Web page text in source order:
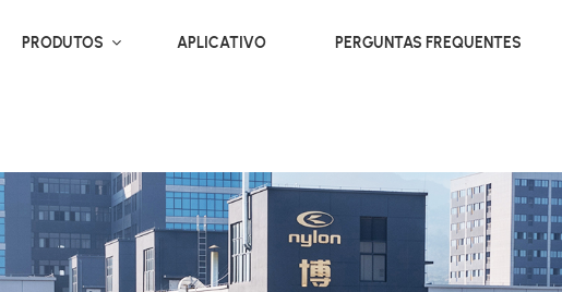
PRODUTOS APLICATIVO PERGUNTAS FREQUENTES